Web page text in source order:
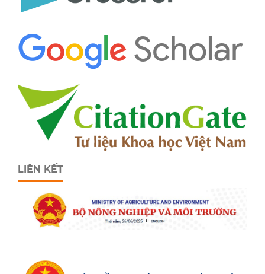
LIÊN KẾT